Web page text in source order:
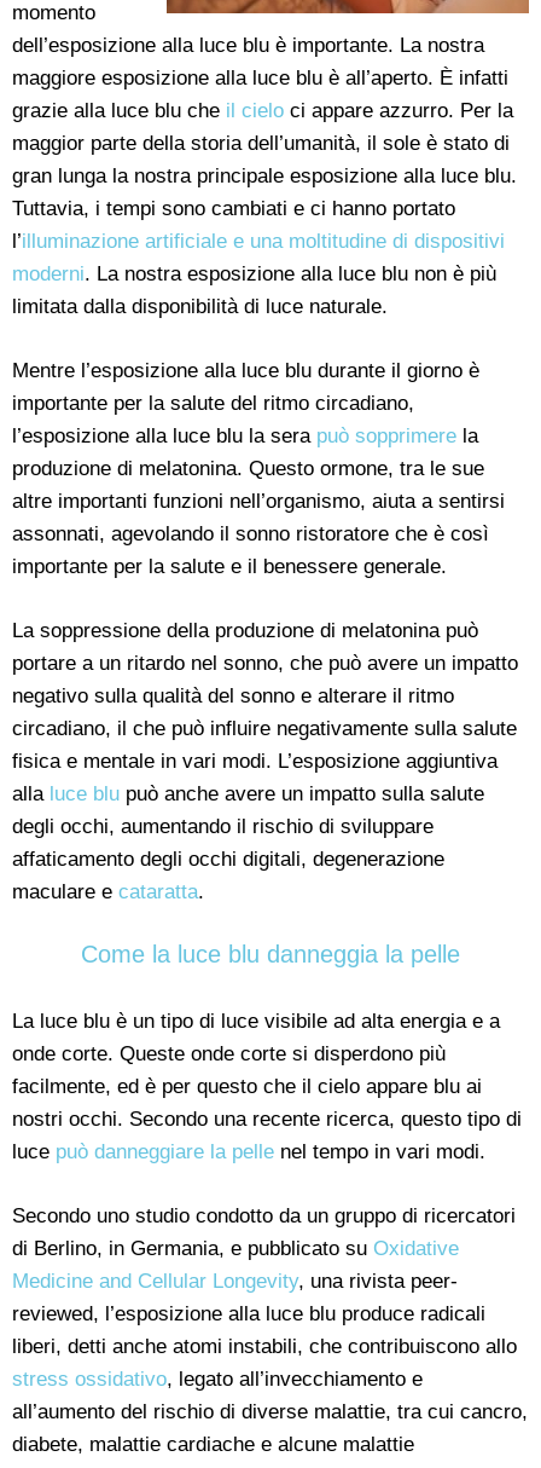
momento
dell’esposizione alla luce blu è importante. La nostra
maggiore esposizione alla luce blu è all’aperto. È infatti
grazie alla luce blu che il cielo ci appare azzurro. Per la
maggior parte della storia dell’umanità, il sole è stato di
gran lunga la nostra principale esposizione alla luce blu.
Tuttavia, i tempi sono cambiati e ci hanno portato
l’illuminazione artificiale e una moltitudine di dispositivi
moderni. La nostra esposizione alla luce blu non è più
limitata dalla disponibilità di luce naturale.
Mentre l’esposizione alla luce blu durante il giorno è
importante per la salute del ritmo circadiano,
l’esposizione alla luce blu la sera può sopprimere la
produzione di melatonina. Questo ormone, tra le sue
altre importanti funzioni nell’organismo, aiuta a sentirsi
assonnati, agevolando il sonno ristoratore che è così
importante per la salute e il benessere generale.
La soppressione della produzione di melatonina può
portare a un ritardo nel sonno, che può avere un impatto
negativo sulla qualità del sonno e alterare il ritmo
circadiano, il che può influire negativamente sulla salute
fisica e mentale in vari modi. L’esposizione aggiuntiva
alla luce blu può anche avere un impatto sulla salute
degli occhi, aumentando il rischio di sviluppare
affaticamento degli occhi digitali, degenerazione
maculare e cataratta.
Come la luce blu danneggia la pelle
La luce blu è un tipo di luce visibile ad alta energia e a
onde corte. Queste onde corte si disperdono più
facilmente, ed è per questo che il cielo appare blu ai
nostri occhi. Secondo una recente ricerca, questo tipo di
luce può danneggiare la pelle nel tempo in vari modi.
Secondo uno studio condotto da un gruppo di ricercatori
di Berlino, in Germania, e pubblicato su Oxidative
Medicine and Cellular Longevity, una rivista peer-
reviewed, l’esposizione alla luce blu produce radicali
liberi, detti anche atomi instabili, che contribuiscono allo
stress ossidativo, legato all’invecchiamento e
all’aumento del rischio di diverse malattie, tra cui cancro,
diabete, malattie cardiache e alcune malattie